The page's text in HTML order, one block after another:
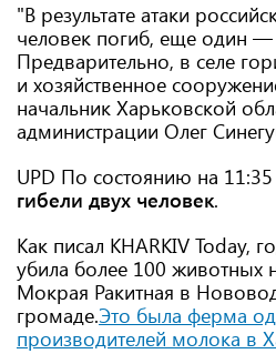
"В результате атаки
человек погиб, еще один —
Предварительно, в селе
и хозяйственное
начальник Харьковской
администрации Олег
UPD По состоянию на 11:35
гибели двух человек.
Как писал KHARKIV Today,
убила более 100 животных
Мокрая Ракитная в
громаде.Это была ферма
производителей молока в